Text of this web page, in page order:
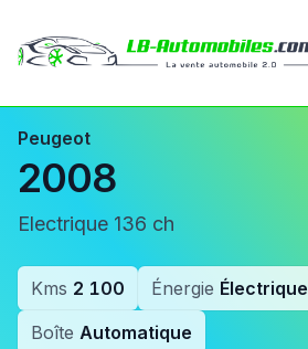
Peugeot
2008
Electrique 136 ch
Kms 2 100 Énergie Électrique
Boîte Automatique